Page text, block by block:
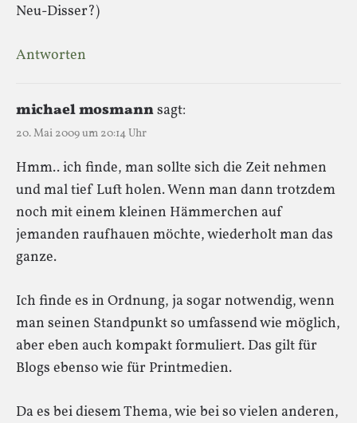
Neu-Disser?)
Antworten
michael mosmannsagt:
20. Mai 2009 um 20:14 Uhr
Hmm.. ich finde, man sollte sich die Zeit nehmen
und mal tief Luft holen. Wenn man dann trotzdem
noch mit einem kleinen Hämmerchen auf
jemanden raufhauen möchte, wiederholt man das
ganze.
Ich finde es in Ordnung, ja sogar notwendig, wenn
man seinen Standpunkt so umfassend wie möglich,
aber eben auch kompakt formuliert. Das gilt für
Blogs ebenso wie für Printmedien.
Da es bei diesem Thema, wie bei so vielen anderen,